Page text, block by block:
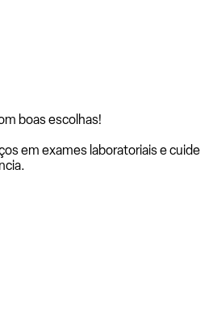
boas escolhas!
em exames laboratoriais e cuide